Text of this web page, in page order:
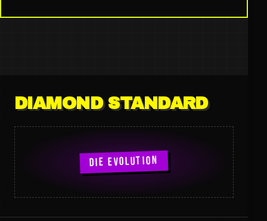
DIAMOND STANDARD
DIE EVOLUTION